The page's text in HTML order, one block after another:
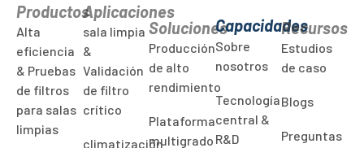
Productos
Alta
eficiencia
& Pruebas
de filtros
para salas
limpias
Aplicaciones
sala limpia
&
Validación
de filtro
crítico
climatización
Soluciones
Producción
de alto
rendimiento
Plataforma
multigrado
Capacidades
Sobre
nosotros
Tecnología
central &
R&D
Recursos
Estudios
de caso
Blogs
Preguntas